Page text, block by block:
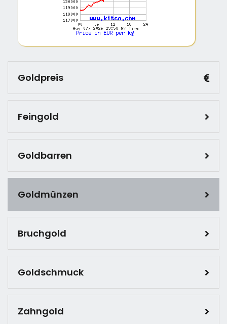
Goldpreis
Feingold
Goldbarren
Goldmünzen
Bruchgold
Goldschmuck
Zahngold